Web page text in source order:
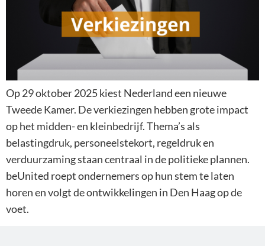
Op 29 oktober 2025 kiest Nederland een nieuwe
Tweede Kamer. De verkiezingen hebben grote impact
op het midden- en kleinbedrijf. Thema’s als
belastingdruk, personeelstekort, regeldruk en
verduurzaming staan centraal in de politieke plannen.
beUnited roept ondernemers op hun stem te laten
horen en volgt de ontwikkelingen in Den Haag op de
voet.